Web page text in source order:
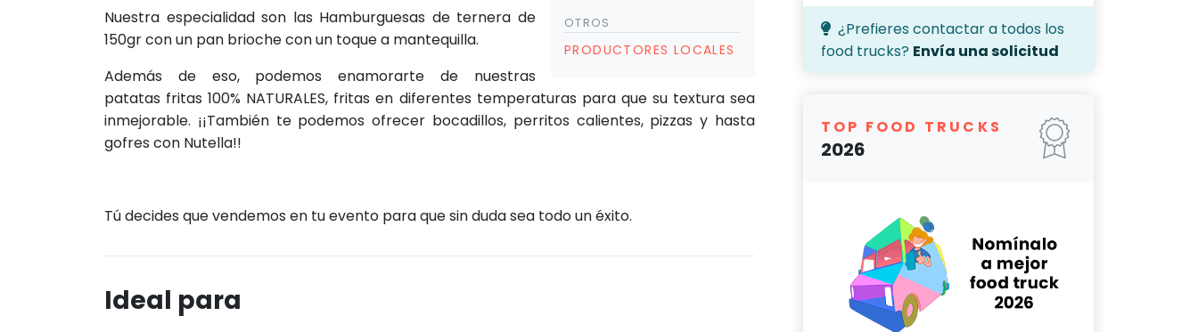
OTROS
PRODUCTORES LOCALES
Nuestra especialidad son las Hamburguesas de ternera de
150gr con un pan brioche con un toque a mantequilla.
Además de eso, podemos enamorarte de nuestras
patatas fritas 100% NATURALES, fritas en diferentes temperaturas para que su textura sea
inmejorable. ¡¡También te podemos ofrecer bocadillos, perritos calientes, pizzas y hasta
gofres con Nutella!!
Tú decides que vendemos en tu evento para que sin duda sea todo un éxito.
Ideal para
¿Prefieres contactar a todos los
food trucks? Envía una solicitud
TOP FOOD TRUCKS
2026